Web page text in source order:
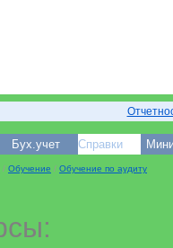
Бух.учет Справки
/ Обучение / Обучение по аудиту